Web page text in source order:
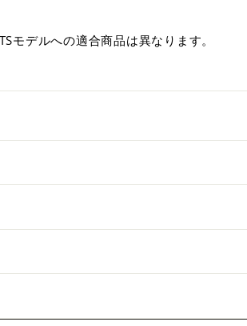
モデルへの適合商品は異なります。